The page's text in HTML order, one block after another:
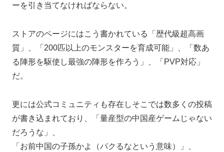
ーを引き当てなければならない。
ストアのページにはこう書かれている「歴代級超高画
質」、「200匹以上のモンスターを育成可能」、「数あ
る陣形を駆使し最強の陣形を作ろう」、「PVP対応」
だ。
更には公式コミュニティも存在しそこでは数多くの投稿
が書き込まれており、「量産型の中国産ゲームじゃない
だろうな」、
「お前中国の子孫かよ（パクるなという意味）」、